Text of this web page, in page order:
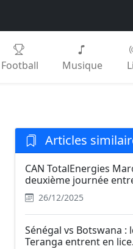
Football Musique
Articles
CAN TotalEnergies
deuxième journée
26/12/2025
Sénégal vs Botswana :
Teranga entrent en lice.